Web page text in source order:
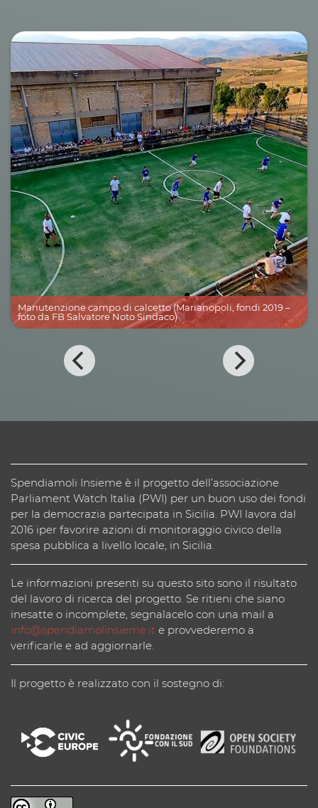
Manutenzione campo di calcetto (Marianopoli, fondi 2019 –
foto da FB Salvatore Noto Sindaco)
Spendiamoli Insieme è il progetto dell’associazione
Parliament Watch Italia (PWI) per un buon uso dei fondi
per la democrazia partecipata in Sicilia. PWI lavora dal
2016 iper favorire azioni di monitoraggio civico della
spesa pubblica a livello locale, in Sicilia.
Le informazioni presenti su questo sito sono il risultato
del lavoro di ricerca del progetto. Se ritieni che siano
inesatte o incomplete, segnalacelo con una mail a
info@spendiamolinsieme.it e provvederemo a
verificarle e ad aggiornarle.
Il progetto è realizzato con il sostegno di: